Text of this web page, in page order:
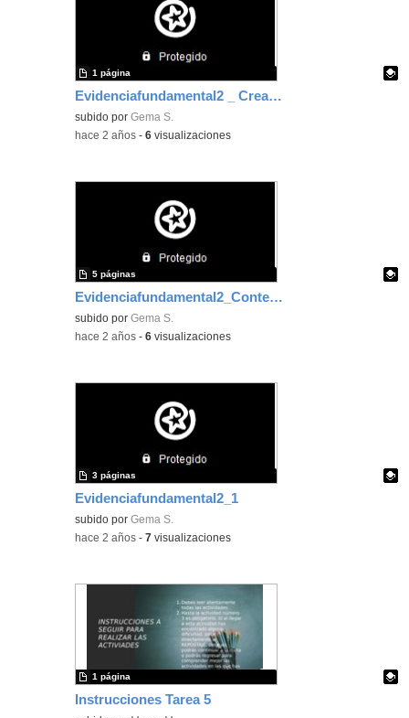
Evidenciafundamental2 _ Creación contenido digital
Contenido educativo.
subido porGema S.
1 página
-hace 2 años -6 visualizaciones
Evidenciafundamental2_Contenido digital
Contenido educativo.
subido porGema S.
5 páginas
-hace 2 años -6 visualizaciones
Evidenciafundamental2_1
Contenido educativo.
subido porGema S.
3 páginas
-hace 2 años -7 visualizaciones
Instrucciones Tarea 5
1 página